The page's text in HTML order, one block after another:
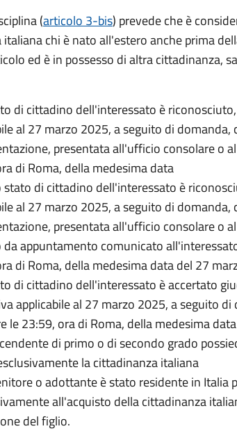
(articolo 3-bis) prevede cheè
chi è nato all'estero anche prima
ed è in possesso di altra cittadinanza,
di cittadino dell'interessato è
al 27 marzo 2025, a seguito di domanda,
presentata all'ufficio consolare o
di Roma, della medesima data
stato di cittadino dell'interessato è
al 27 marzo 2025, a seguito di domanda,
presentata all'ufficio consolare o
da appuntamento comunicato
di Roma, della medesima data del 27
di cittadino dell'interessato è accertato
applicabile al 27 marzo 2025, a seguito
le 23:59, ora di Roma, della medesima data
di primo o di secondo grado
la cittadinanza italiana
o adottante è stato residente in Italia
all'acquisto della cittadinanza
del figlio.